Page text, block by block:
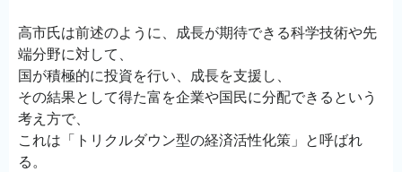
高市氏は前述のように、成長が期待できる科学技術や先
端分野に対して、
国が積極的に投資を行い、成長を支援し、
その結果として得た富を企業や国民に分配できるという
考え方で、
これは「トリクルダウン型の経済活性化策」と呼ばれ
る。